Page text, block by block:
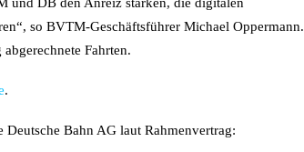
so BVTM-Geschäftsführer Michael Oppermann.
Fahrten.
.
Bahn AG laut Rahmenvertrag: